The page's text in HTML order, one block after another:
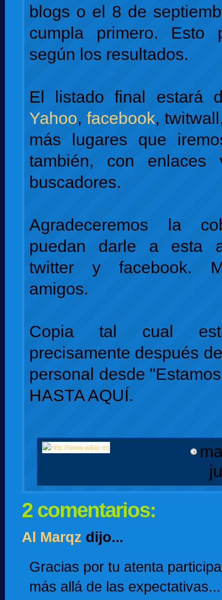
blogs o el 8 de
cumpla primero. Esto
según los resultados.
El listado final estará
Yahoo, facebook,
más lugares que
también, con enlaces
buscadores.
Agradeceremos la
puedan darle a esta
twitter y facebook.
amigos.
Copia tal cual
precisamente después
personal desde
HASTA AQUÍ.
2 comentarios:
Al Marqz dijo...
Gracias por tu atenta
más allá de las